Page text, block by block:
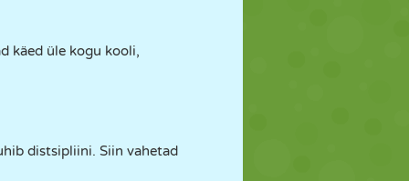
käed üle kogu kooli,
distsipliini. Siin vahetad